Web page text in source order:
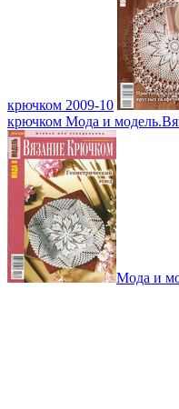
крючком 2009-10
крючком Мода и
Мода и